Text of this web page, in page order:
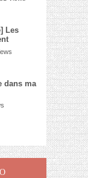
Les
dans ma